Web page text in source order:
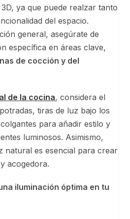
ya que puede realzar tanto
del espacio.
general, asegúrate de
específica en áreas clave,
de cocción y del
de la cocina, considera el
tiras de luz bajo los
para añadir estilo y
luminosos. Asimismo,
natural es esencial para crear
acogedora.
iluminación óptima en tu